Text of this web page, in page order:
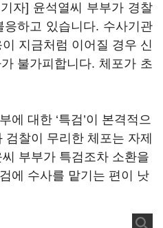
자] 윤석열씨 부부가 경찰
하고 있습니다. 수사기관
지금처럼 이어질 경우 신
불가피합니다. 체포가 초
에 대한 ‘특검’이 본격적으
찰이 무리한 체포는 자제
부부가 특검조차 소환을
에 수사를 맡기는 편이 낫